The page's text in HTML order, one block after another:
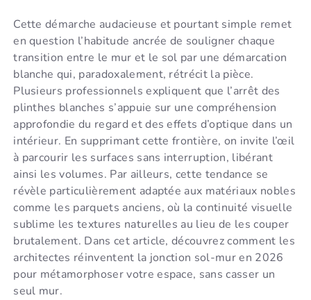
Cette démarche audacieuse et pourtant simple remet
en question l’habitude ancrée de souligner chaque
transition entre le mur et le sol par une démarcation
blanche qui, paradoxalement, rétrécit la pièce.
Plusieurs professionnels expliquent que l’arrêt des
plinthes blanches s’appuie sur une compréhension
approfondie du regard et des effets d’optique dans un
intérieur. En supprimant cette frontière, on invite l’œil
à parcourir les surfaces sans interruption, libérant
ainsi les volumes. Par ailleurs, cette tendance se
révèle particulièrement adaptée aux matériaux nobles
comme les parquets anciens, où la continuité visuelle
sublime les textures naturelles au lieu de les couper
brutalement. Dans cet article, découvrez comment les
architectes réinventent la jonction sol-mur en 2026
pour métamorphoser votre espace, sans casser un
seul mur.